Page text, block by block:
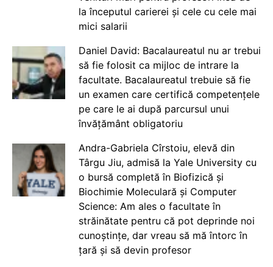
la începutul carierei și cele cu cele mai
mici salarii
Daniel David: Bacalaureatul nu ar trebui
să fie folosit ca mijloc de intrare la
facultate. Bacalaureatul trebuie să fie
un examen care certifică competențele
pe care le ai după parcursul unui
învățământ obligatoriu
Andra-Gabriela Cîrstoiu, elevă din
Târgu Jiu, admisă la Yale University cu
o bursă completă în Biofizică și
Biochimie Moleculară și Computer
Science: Am ales o facultate în
străinătate pentru că pot deprinde noi
cunoștințe, dar vreau să mă întorc în
țară și să devin profesor